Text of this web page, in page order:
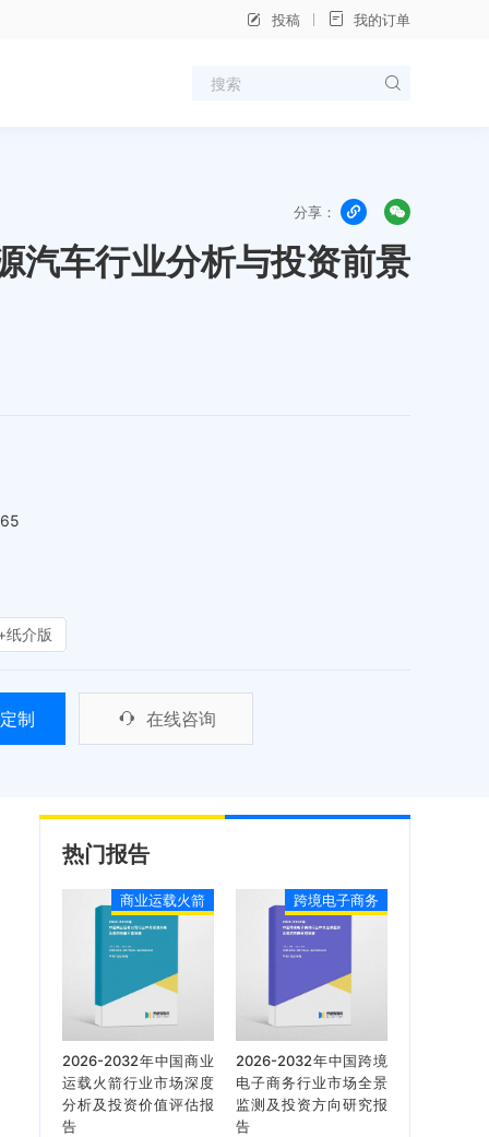
投稿 我的订单
分享：
车行业分析与投资前景
纸介版
制 在线咨询
热门报告
商业运载火箭
2026-2032年中国商业
运载火箭行业市场深度
分析及投资价值评估报
告
跨境电子商务
2026-2032年中国跨境
电子商务行业市场全景
监测及投资方向研究报
告